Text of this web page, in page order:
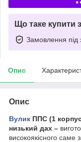
Що таке купити
Замовлення під
Опис
Опис
Вулик ППС (1
низький дах –
високоякісного саме